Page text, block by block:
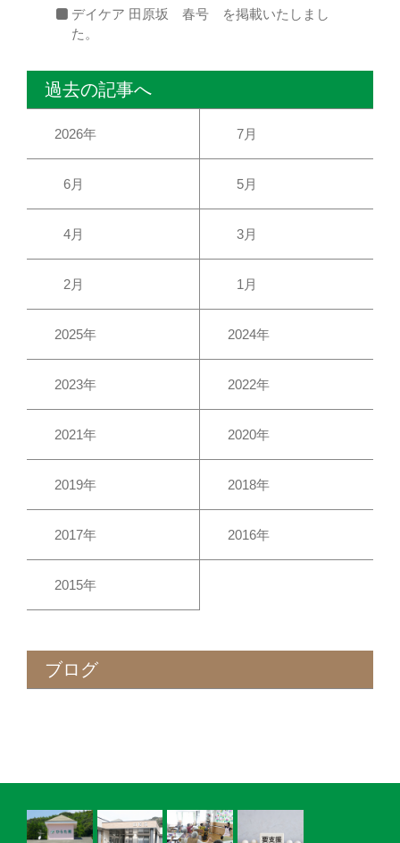
デイケア 田原坂 春号 を掲載いたしまし
た。
過去の記事へ
2026年 7月
6月 5月
4月 3月
2月 1月
2025年 2024年
2023年 2022年
2021年 2020年
2019年 2018年
2017年 2016年
2015年
ブログ